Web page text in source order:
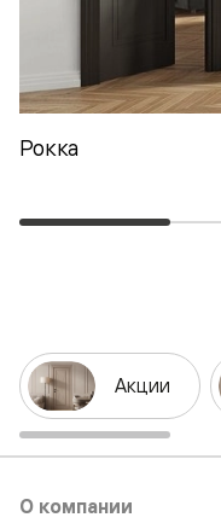
Рокка
Акции
О компании